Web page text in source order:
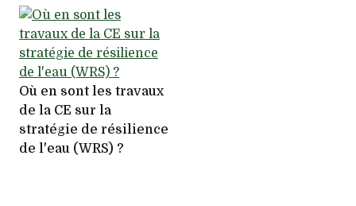
Où en sont les travaux
de la CE sur la
stratégie de résilience
de l'eau (WRS) ?